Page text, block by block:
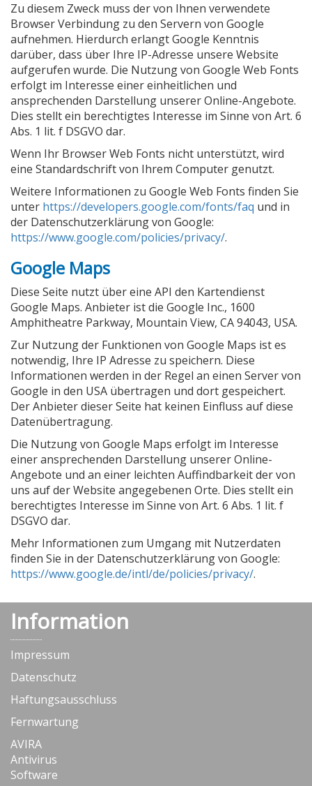
Zu diesem Zweck muss der von Ihnen verwendete
Browser Verbindung zu den Servern von Google
aufnehmen. Hierdurch erlangt Google Kenntnis
darüber, dass über Ihre IP-Adresse unsere Website
aufgerufen wurde. Die Nutzung von Google Web Fonts
erfolgt im Interesse einer einheitlichen und
ansprechenden Darstellung unserer Online-Angebote.
Dies stellt ein berechtigtes Interesse im Sinne von Art. 6
Abs. 1 lit. f DSGVO dar.
Wenn Ihr Browser Web Fonts nicht unterstützt, wird
eine Standardschrift von Ihrem Computer genutzt.
Weitere Informationen zu Google Web Fonts finden Sie
unter https://developers.google.com/fonts/faq und in
der Datenschutzerklärung von Google:
https://www.google.com/policies/privacy/.
Google Maps
Diese Seite nutzt über eine API den Kartendienst
Google Maps. Anbieter ist die Google Inc., 1600
Amphitheatre Parkway, Mountain View, CA 94043, USA.
Zur Nutzung der Funktionen von Google Maps ist es
notwendig, Ihre IP Adresse zu speichern. Diese
Informationen werden in der Regel an einen Server von
Google in den USA übertragen und dort gespeichert.
Der Anbieter dieser Seite hat keinen Einfluss auf diese
Datenübertragung.
Die Nutzung von Google Maps erfolgt im Interesse
einer ansprechenden Darstellung unserer Online-
Angebote und an einer leichten Auffindbarkeit der von
uns auf der Website angegebenen Orte. Dies stellt ein
berechtigtes Interesse im Sinne von Art. 6 Abs. 1 lit. f
DSGVO dar.
Mehr Informationen zum Umgang mit Nutzerdaten
finden Sie in der Datenschutzerklärung von Google:
https://www.google.de/intl/de/policies/privacy/.
Information
Impressum
Datenschutz
Haftungsausschluss
Fernwartung
AVIRA
Antivirus
Software